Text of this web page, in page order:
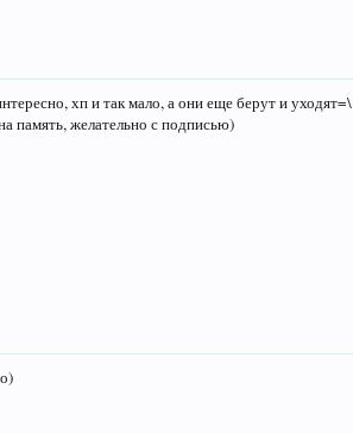
хп и так мало, а они еще берут и уходят=\
память, желательно с подписью)